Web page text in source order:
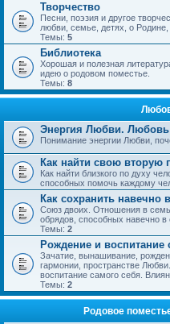
Творчество
Песни, поэзия и другое
любви, семье, детях, о
Темы: 5
Библиотека
Хорошая и полезная
идею о родовом поместье.
Темы: 8
Энергия Любви. Любовь
Понимание энергии Любви,
Как найти свою вторую
Как найти близкого по духу
способных помочь каждому
Как сохранить навечно
Союз двоих. Отношения в
обрядов, способных навечно в
Темы: 2
Рождение и воспитание
Зачатие, вынашивание,
гармонии, пространстве
воспитание самого себя.
Темы: 2
Родовое